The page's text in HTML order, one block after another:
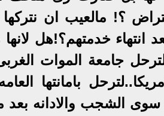
؟! مالعيب ان
انتهاء خدمتهم؟!هل
جامعة الموات الغربى
بامانتها
سوى الشجب والادانه